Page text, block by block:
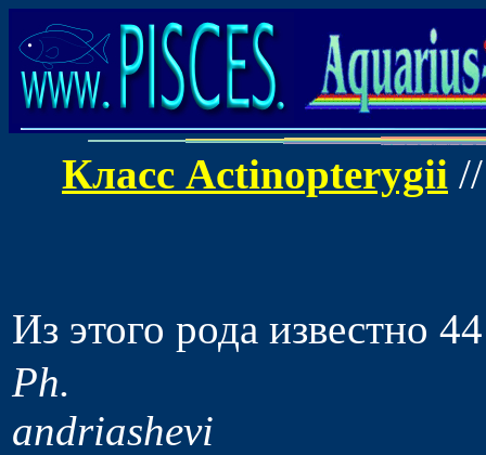
Класс Actinopterygii
Из этого рода известно
Ph.
andriashevi